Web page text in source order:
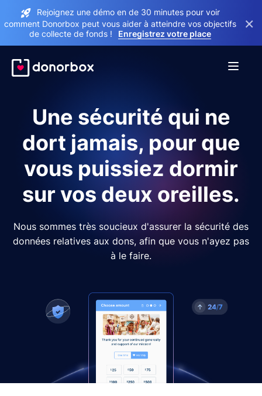
Rejoignez une démo en de 30 minutes pour voir
comment Donorbox peut vous aider à atteindre vos objectifs
de collecte de fonds !
Enregistrez votre place
×
Une sécurité qui ne
dort jamais, pour que
vous puissiez dormir
sur vos deux oreilles.
Nous sommes très soucieux d'assurer la sécurité des
données relatives aux dons, afin que vous n'ayez pas
à le faire.